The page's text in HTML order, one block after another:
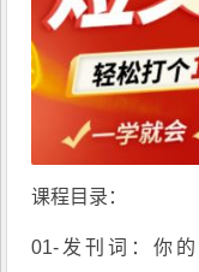
课程目录：
01-发刊词：你